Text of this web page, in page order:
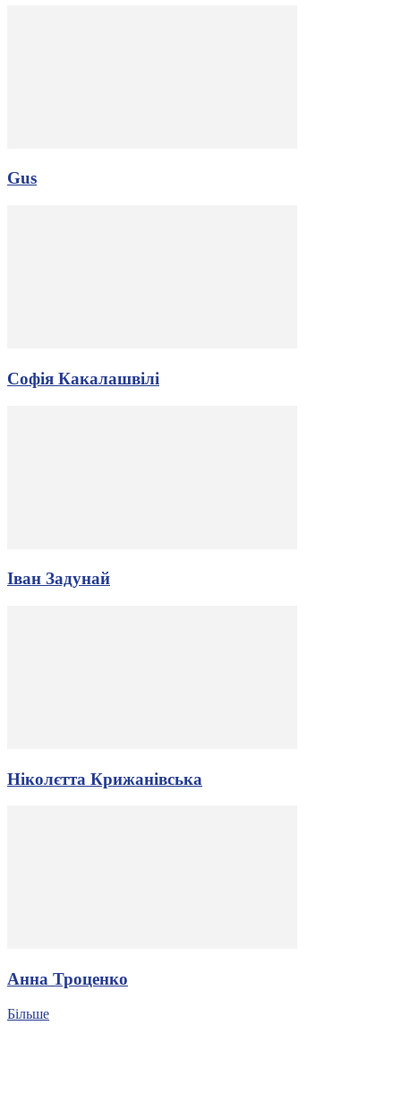
Gus
Софія Какалашвілі
Іван Задунай
Ніколєтта Крижанівська
Анна Троценко
Більше